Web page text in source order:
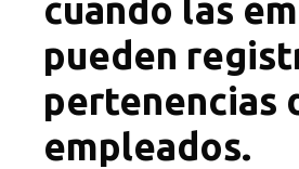
cuando las
pueden
pertenencias
empleados.